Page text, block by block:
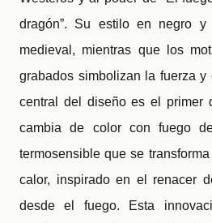
dragón”. Su estilo en negro
medieval, mientras que los
grabados simbolizan la fuerza
central del diseño es el primer
cambia de color con fuego
termosensible que se
calor, inspirado en el renacer
desde el fuego. Esta